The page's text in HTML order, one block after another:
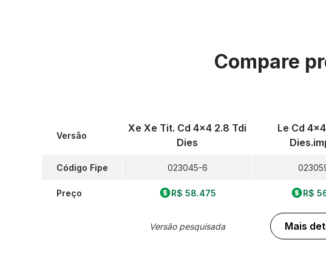
Compare
Versão
Código Fipe
Preço
Xe Xe Tit. Cd 4x4 2.8 Tdi
Dies
023045-6
R$ 58.475
Versão pesquisada
Le Cd
R$
Mais